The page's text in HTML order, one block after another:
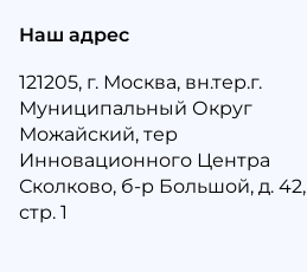
Наш адрес
121205, г. Москва, вн.тер.г.
Муниципальный Округ
Можайский, тер
Инновационного Центра
Сколково, б-р Большой, д. 42,
стр. 1